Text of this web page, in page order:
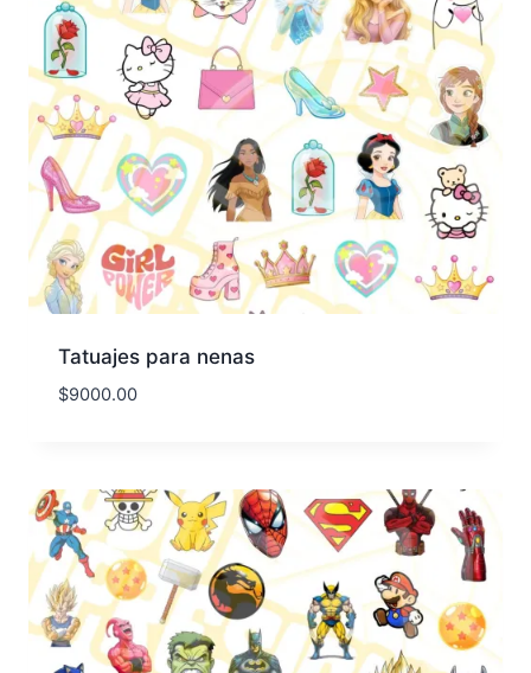
Tatuajes para nenas
$9000.00